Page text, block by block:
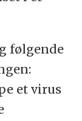
følgende
et virus